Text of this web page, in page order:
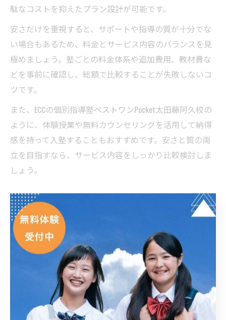
駄なコストを抑えたプラン設計が可能です。
安さだけを重視すると、サポートや指導の質が十分でな
い場合もあるため、料金とサービス内容のバランスを見
極めましょう。塾ごとの料金体系や追加費用、教材費な
どを事前に確認し、総額で比較することが失敗しないコ
ツです。
また、ECCの個別指導塾ベストワンPocket太田藤阿久校の
ように、体験授業や無料カウンセリングを活用して納得
感を持って入塾することもおすすめです。安さと質の両
立を目指すなら、サービス内容をしっかり比較検討しま
しょう。
中学生・高校生に合う塾選びのコツと工夫
中学生や高校生の塾選びでは、志望校対策や定期テス
ト、部活動との両立など、個々のニーズに合ったサポー
トが受けられるかが重要です。ECCの個別指導塾ベストワ
ンPocket太田藤阿久校では、中学生・高校生それぞれの
カリキュラムや進路指導に特化したプランを用意してお
り、学力や目標に応じた最適な学習環境を提供していま